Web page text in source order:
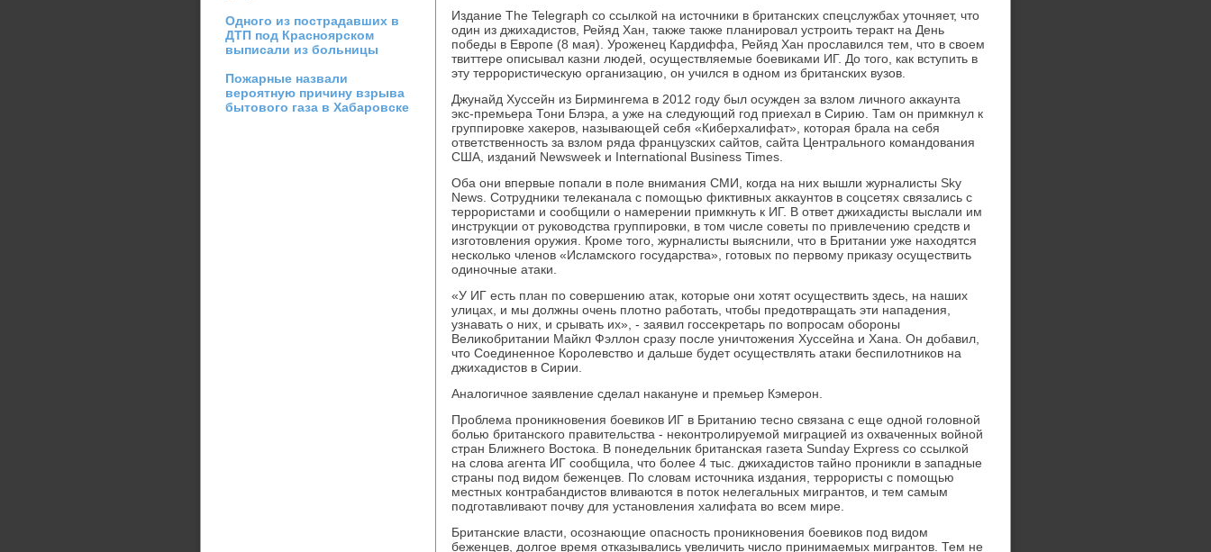
Одного из пострадавших в
ДТП под Красноярском
выписали из больницы
Пожарные назвали
вероятную причину взрыва
бытового газа в Хабаровске
Издание The Telegraph со ссылкой на источники в британских спецслужбах уточняет, что
один из джихадистов, Рейяд Хан, также также планировал устроить теракт на День
победы в Европе (8 мая). Уроженец Кардиффа, Рейяд Хан прославился тем, что в своем
твиттере описывал казни людей, осуществляемые боевиками ИГ. До того, как вступить в
эту террористическую организацию, он учился в одном из британских вузов.
Джунайд Хуссейн из Бирмингема в 2012 году был осужден за взлом личного аккаунта
экс-премьера Тони Блэра, а уже на следующий год приехал в Сирию. Там он примкнул к
группировке хакеров, называющей себя «Киберхалифат», которая брала на себя
ответственность за взлом ряда французских сайтов, сайта Центрального командования
США, изданий Newsweek и International Business Times.
Оба они впервые попали в поле внимания СМИ, когда на них вышли журналисты Sky
News. Сотрудники телеканала с помощью фиктивных аккаунтов в соцсетях связались с
террористами и сообщили о намерении примкнуть к ИГ. В ответ джихадисты выслали им
инструкции от руководства группировки, в том числе советы по привлечению средств и
изготовления оружия. Кроме того, журналисты выяснили, что в Британии уже находятся
несколько членов «Исламского государства», готовых по первому приказу осуществить
одиночные атаки.
«У ИГ есть план по совершению атак, которые они хотят осуществить здесь, на наших
улицах, и мы должны очень плотно работать, чтобы предотвращать эти нападения,
узнавать о них, и срывать их», - заявил госсекретарь по вопросам обороны
Великобритании Майкл Фэллон сразу после уничтожения Хуссейна и Хана. Он добавил,
что Соединенное Королевство и дальше будет осуществлять атаки беспилотников на
джихадистов в Сирии.
Аналогичное заявление сделал накануне и премьер Кэмерон.
Проблема проникновения боевиков ИГ в Британию тесно связана с еще одной головной
болью британского правительства - неконтролируемой миграцией из охваченных войной
стран Ближнего Востока. В понедельник британская газета Sunday Express со ссылкой
на слова агента ИГ сообщила, что более 4 тыс. джихадистов тайно проникли в западные
страны под видом беженцев. По словам источника издания, террористы с помощью
местных контрабандистов вливаются в поток нелегальных мигрантов, и тем самым
подготавливают почву для установления халифата во всем мире.
Британские власти, осознающие опасность проникновения боевиков под видом
беженцев, долгое время отказывались увеличить число принимаемых мигрантов. Тем не